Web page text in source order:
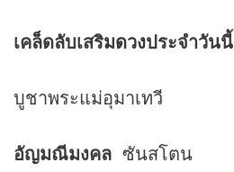
เคล็ดลับเสริมดวงประจำวันนี้
บูชาพระแม่อุมาเทวี
อัญมณีมงคล ซันสโตน